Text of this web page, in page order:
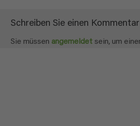
Schreiben Sie einen Kommentar
Sie müssen angemeldet sein, um